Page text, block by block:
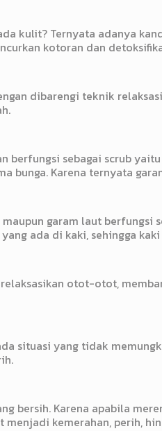
kulit? Ternyata adanya
kotoran dan
dibarengi teknik
sebagai scrub
bunga. Karena ternyata
garam laut berfungsi
ada di kaki, sehingga
otot-otot,
situasi yang tidak
bersih. Karena apabila
kemerahan, perih,